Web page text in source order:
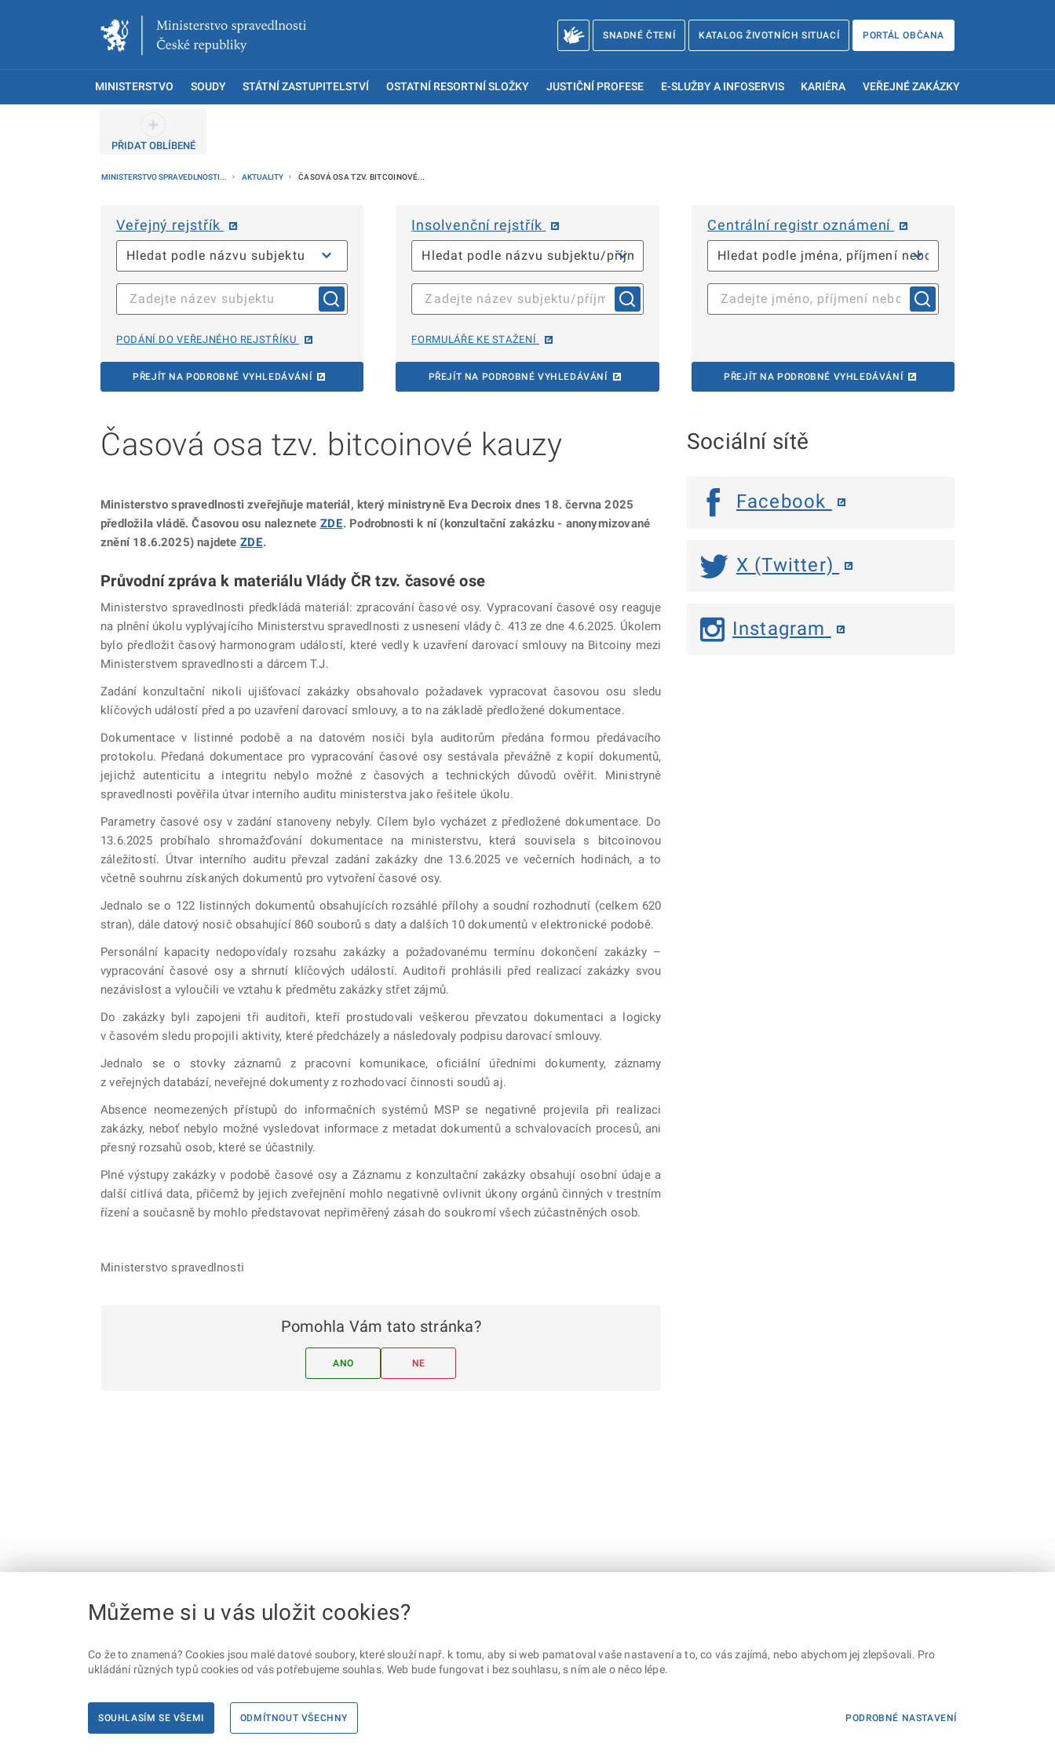
SNADNÉ ČTENÍ KATALOG ŽIVOTNÍCH SITUACÍ PORTÁL OBČANA
MINISTERSTVO SOUDY STÁTNÍ ZASTUPITELSTVÍ OSTATNÍ RESORTNÍ SLOŽKY JUSTIČNÍ PROFESE E-SLUŽBY A INFOSERVIS KARIÉRA VEŘEJNÉ ZAKÁZKY
PŘIDAT OBLÍBENÉ
MINISTERSTVO SPRAVEDLNOSTI... AKTUALITY ČASOVÁ OSA TZV. BITCOINOVÉ...
Veřejný rejstřík
PODÁNÍ DO VEŘEJNÉHO REJSTŘÍKU
PŘEJÍT NA PODROBNÉ VYHLEDÁVÁNÍ
Insolvenční rejstřík
FORMULÁŘE KE STAŽENÍ
PŘEJÍT NA PODROBNÉ VYHLEDÁVÁNÍ
Centrální registr oznámení
PŘEJÍT NA PODROBNÉ VYHLEDÁVÁNÍ
Časová osa tzv. bitcoinové kauzy
Ministerstvo spravedlnosti zveřejňuje materiál, který ministryně Eva Decroix dnes 18. června 2025
předložila vládě. Časovou osu naleznete ZDE. Podrobnosti k ní (konzultační zakázku - anonymizované
znění 18.6.2025) najdete ZDE.
Průvodní zpráva k materiálu Vlády ČR tzv. časové ose
Ministerstvo spravedlnosti předkládá materiál: zpracování časové osy. Vypracovaní časové osy reaguje
na plnění úkolu vyplývajícího Ministerstvu spravedlnosti z usnesení vlády č. 413 ze dne 4.6.2025. Úkolem
bylo předložit časový harmonogram událostí, které vedly k uzavření darovací smlouvy na Bitcoiny mezi
Ministerstvem spravedlnosti a dárcem T.J.
Zadání konzultační nikoli ujišťovací zakázky obsahovalo požadavek vypracovat časovou osu sledu
klíčových událostí před a po uzavření darovací smlouvy, a to na základě předložené dokumentace.
Dokumentace v listinné podobě a na datovém nosiči byla auditorům předána formou předávacího
protokolu. Předaná dokumentace pro vypracování časové osy sestávala převážně z kopií dokumentů,
jejichž autenticitu a integritu nebylo možné z časových a technických důvodů ověřit. Ministryně
spravedlnosti pověřila útvar interního auditu ministerstva jako řešitele úkolu.
Parametry časové osy v zadání stanoveny nebyly. Cílem bylo vycházet z předložené dokumentace. Do
13.6.2025 probíhalo shromažďování dokumentace na ministerstvu, která souvisela s bitcoinovou
záležitostí. Útvar interního auditu převzal zadání zakázky dne 13.6.2025 ve večerních hodinách, a to
včetně souhrnu získaných dokumentů pro vytvoření časové osy.
Jednalo se o 122 listinných dokumentů obsahujících rozsáhlé přílohy a soudní rozhodnutí (celkem 620
stran), dále datový nosič obsahující 860 souborů s daty a dalších 10 dokumentů v elektronické podobě.
Personální kapacity nedopovídaly rozsahu zakázky a požadovanému termínu dokončení zakázky –
vypracování časové osy a shrnutí klíčových událostí. Auditoři prohlásili před realizací zakázky svou
nezávislost a vyloučili ve vztahu k předmětu zakázky střet zájmů.
Do zakázky byli zapojeni tři auditoři, kteří prostudovali veškerou převzatou dokumentaci a logicky
v časovém sledu propojili aktivity, které předcházely a následovaly podpisu darovací smlouvy.
Jednalo se o stovky záznamů z pracovní komunikace, oficiální úředními dokumenty, záznamy
z veřejných databází, neveřejné dokumenty z rozhodovací činnosti soudů aj.
Absence neomezených přístupů do informačních systémů MSP se negativně projevila při realizaci
zakázky, neboť nebylo možné vysledovat informace z metadat dokumentů a schvalovacích procesů, ani
přesný rozsahů osob, které se účastnily.
Plné výstupy zakázky v podobě časové osy a Záznamu z konzultační zakázky obsahují osobní údaje a
další citlivá data, přičemž by jejich zveřejnění mohlo negativně ovlivnit úkony orgánů činných v trestním
řízení a současně by mohlo představovat nepřiměřený zásah do soukromí všech zúčastněných osob.
Ministerstvo spravedlnosti
Pomohla Vám tato stránka?
ANO NE
Sociální sítě
Facebook
X (Twitter)
Instagram
Můžeme si u vás uložit cookies?
Co že to znamená? Cookies jsou malé datové soubory, které slouží např. k tomu, aby si web pamatoval vaše nastavení a to, co vás zajímá, nebo abychom jej zlepšovali. Pro
ukládání různých typů cookies od vás potřebujeme souhlas. Web bude fungovat i bez souhlasu, s ním ale o něco lépe.
SOUHLASÍM SE VŠEMI ODMÍTNOUT VŠECHNY PODROBNÉ NASTAVENÍ